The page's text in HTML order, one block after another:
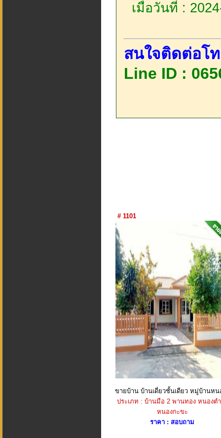
เมื่อวันที่ :
สนใจติดต่อโ
Line ID :
# 1101
ขายบ้าน บ้านเดี่ยวชั้นเดียว หมู่บ้านหน
ประเภท : บ้านมือ 2 พานทอง หนองต
หนองกะขะ
ราคา : สอบถาม